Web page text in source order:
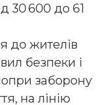
30 600 до 61
до жителів
безпеки і
заборону
на лінію